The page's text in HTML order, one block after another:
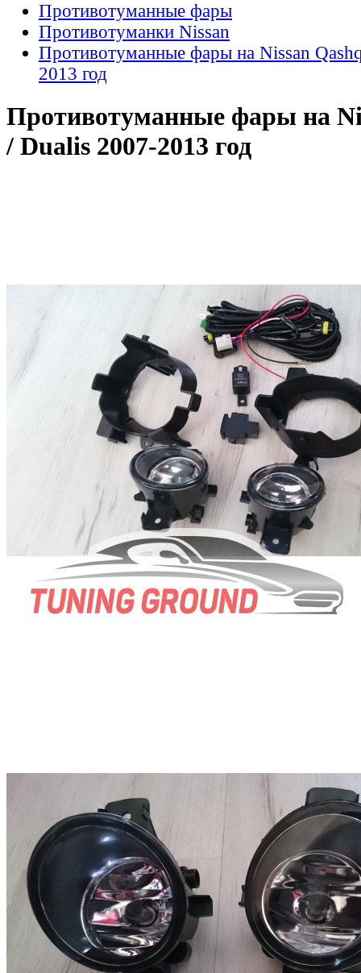
Противотуманные фары
Противотуманки Nissan
Противотуманные фары на Nissan
2013 год
Противотуманные фары на
/ Dualis 2007-2013 год